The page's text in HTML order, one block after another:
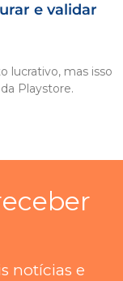
e validar
lucrativo, mas isso
Playstore.
notícias e